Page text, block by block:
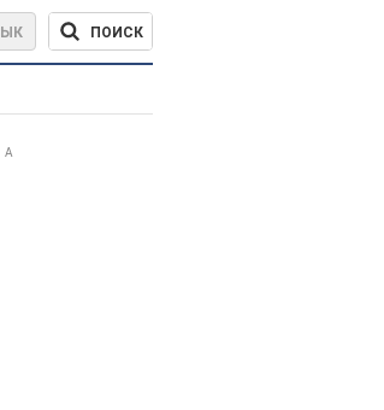
ПОИСК